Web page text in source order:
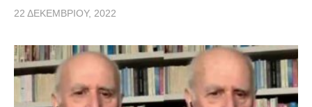
22 ΔΕΚΕΜΒΡΊΟΥ, 2022